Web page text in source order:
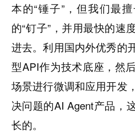
本的“锤子”，但我们最
的“钉子”，并用最快的速
进去。利用国内外优秀的
型API作为技术底座，然
场景进行微调和应用开发
决问题的AI Agent产品，
长的。